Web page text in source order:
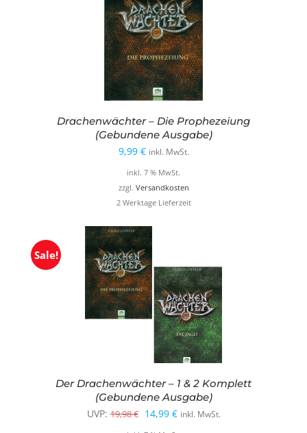
Drachenwächter – Die Prophezeiung
(Gebundene Ausgabe)
9,99 € inkl. MwSt.
inkl. 7 % MwSt.
zzgl. Versandkosten
2 Werktage Lieferzeit
Sale!
Der Drachenwächter – 1 & 2 Komplett
(Gebundene Ausgabe)
UVP: 19,98€ Ursprünglicher
14,99 €Aktueller
inkl. MwSt.